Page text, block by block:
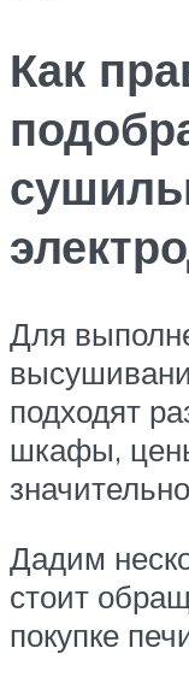
Как
Для
подходят
шкафы,
Дадим
стоит
покупке